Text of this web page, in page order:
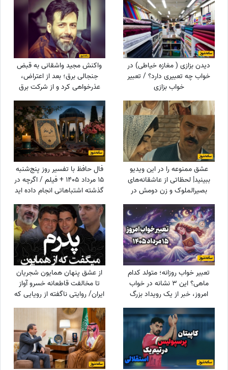
دیدن بزازی ( مغازه خیاطی) در
خواب چه تعبیری دارد؟ / تعبیر
خواب بزازی
واکنش مجید واشقانی به قبض
جنجالی برق؛ بعد از اعتراض،
عذرخواهی کرد و از شرکت برق
تشکر کرد
عشق ممنوعه را در این ویدیو
ببینید| لحظاتی از عاشقانه‌های
بصیرالملوک و زن دومش در
بامداد خمار؛ از مشاعره دلبرانه
تا....
فال حافظ با تفسیر روز پنج‌شنبه
15 مرداد 1405 + فیلم / اگرچه در
گذشته اشتباهاتی انجام داده اید
اما به زودی دوران غم و اندوه
تمام می شود
تعبیر خواب روزانه؛ متولد کدام
ماهی؟ این 3 نشانه در خواب
امروز، خبر از یک رویداد بزرگ
می‌دهند! / پنج‌شنبه 15 مرداد
1405
از عشق پنهان همایون شجریان
تا مخالفت قاطعانه خسرو آواز
ایران/ روایتی ناگفته از رویایی که
در سایه موسیقی ماند!